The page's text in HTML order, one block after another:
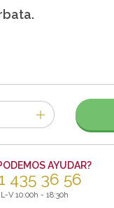
AYUDAR?
435 36 56
L-V 10:00h - 18:30h